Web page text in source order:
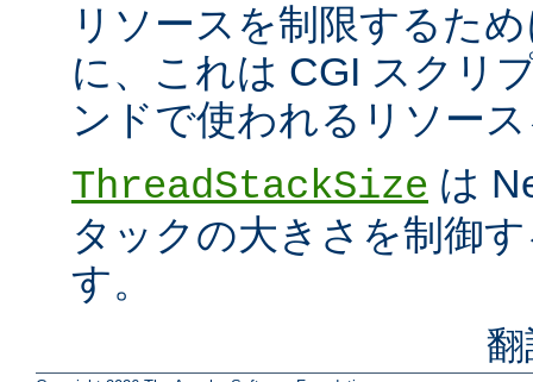
リソースを制限するた
に、これは CGI スクリ
ンドで使われるリソー
ThreadStackSize は
タックの大きさを制御
す。